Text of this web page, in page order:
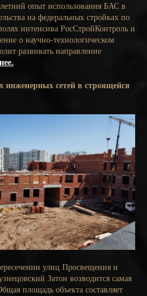
опыт использования БАС в
на федеральных стройках по
интенсива РосСтройКонтроль и
о научно-технологическом
развивать направление
инженерных сетей в строящейся
улиц Просвещения и
Затон возводится самая
площадь объекта составляет